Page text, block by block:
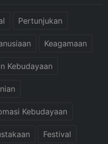
Pertunjukan
Keagamaan
Kebudayaan
Kebudayaan
Festival